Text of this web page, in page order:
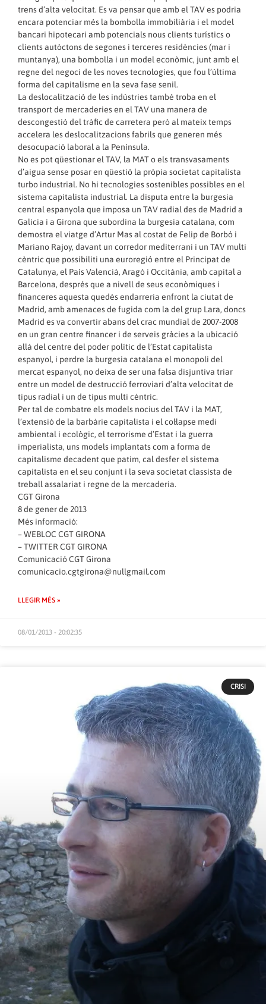
trens d’alta velocitat. Es va pensar que amb el TAV es podria
encara potenciar més la bombolla immobiliària i el model
bancari hipotecari amb potencials nous clients turístics o
clients autòctons de segones i terceres residències (mar i
muntanya), una bombolla i un model econòmic, junt amb el
regne del negoci de les noves tecnologies, que fou l’última
forma del capitalisme en la seva fase senil.
La deslocalització de les indústries també troba en el
transport de mercaderies en el TAV una manera de
descongestió del tràfic de carretera però al mateix temps
accelera les deslocalitzacions fabrils que generen més
desocupació laboral a la Península.
No es pot qüestionar el TAV, la MAT o els transvasaments
d’aigua sense posar en qüestió la pròpia societat capitalista
turbo industrial. No hi tecnologies sostenibles possibles en el
sistema capitalista industrial. La disputa entre la burgesia
central espanyola que imposa un TAV radial des de Madrid a
Galicia i a Girona que subordina la burgesia catalana, com
demostra el viatge d’Artur Mas al costat de Felip de Borbó i
Mariano Rajoy, davant un corredor mediterrani i un TAV multi
cèntric que possibiliti una euroregió entre el Principat de
Catalunya, el País Valencià, Aragó i Occitània, amb capital a
Barcelona, després que a nivell de seus econòmiques i
financeres aquesta quedés endarreria enfront la ciutat de
Madrid, amb amenaces de fugida com la del grup Lara, doncs
Madrid es va convertir abans del crac mundial de 2007-2008
en un gran centre financer i de serveis gràcies a la ubicació
allà del centre del poder polític de l’Estat capitalista
espanyol, i perdre la burgesia catalana el monopoli del
mercat espanyol, no deixa de ser una falsa disjuntiva triar
entre un model de destrucció ferroviari d’alta velocitat de
tipus radial i un de tipus multi cèntric.
Per tal de combatre els models nocius del TAV i la MAT,
l’extensió de la barbàrie capitalista i el col·lapse medi
ambiental i ecològic, el terrorisme d’Estat i la guerra
imperialista, uns models implantats com a forma de
capitalisme decadent que patim, cal desfer el sistema
capitalista en el seu conjunt i la seva societat classista de
treball assalariat i regne de la mercaderia.
CGT Girona
8 de gener de 2013
Més informació:
–WEBLOC CGT GIRONA
–TWITTER CGT GIRONA
Comunicació CGT Girona
comunicacio.cgtgirona@nullgmail.com
LLEGIR MÉS »
08/01/2013 - 20:02:35
CRISI